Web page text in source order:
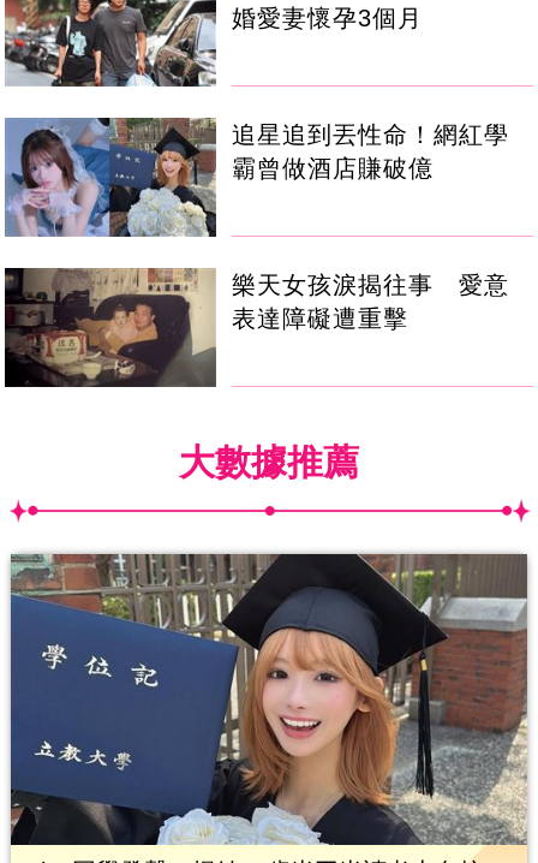
婚愛妻懷孕3個月
追星追到丟性命！網紅學
霸曾做酒店賺破億
樂天女孩淚揭往事 愛意
表達障礙遭重擊
大數據推薦